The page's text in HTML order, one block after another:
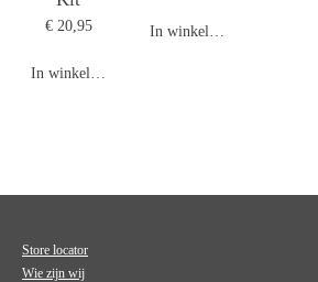
€ 20,95
In winkelwagen
In winkelwagen
Store locator
Wie zijn wij